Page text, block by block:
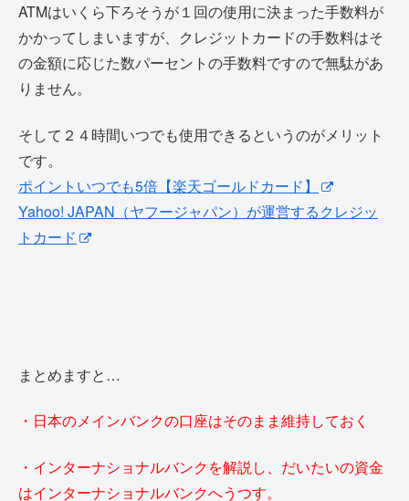
ATMはいくら下ろそうが１回の使用に決まった手数料が
かかってしまいますが、クレジットカードの手数料はそ
の金額に応じた数パーセントの手数料ですので無駄があ
りません。
そして２４時間いつでも使用できるというのがメリット
です。
ポイントいつでも5倍【楽天ゴールドカード】
Yahoo! JAPAN（ヤフージャパン）が運営するクレジッ
トカード
まとめますと…
・日本のメインバンクの口座はそのまま維持しておく
・インターナショナルバンクを解説し、だいたいの資金
はインターナショナルバンクへうつす。